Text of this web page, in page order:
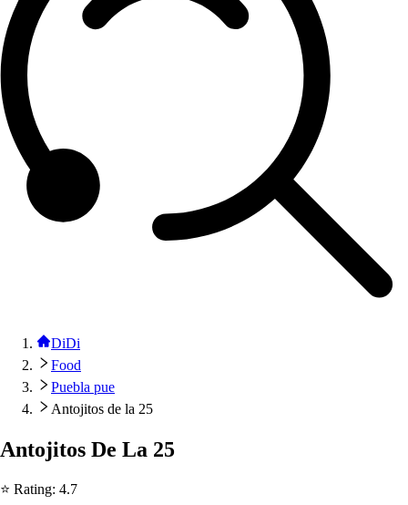
DiDi
Food
Puebla pue
Antojitos de la 25
Antojitos De La 25
⭐ Rating: 4.7